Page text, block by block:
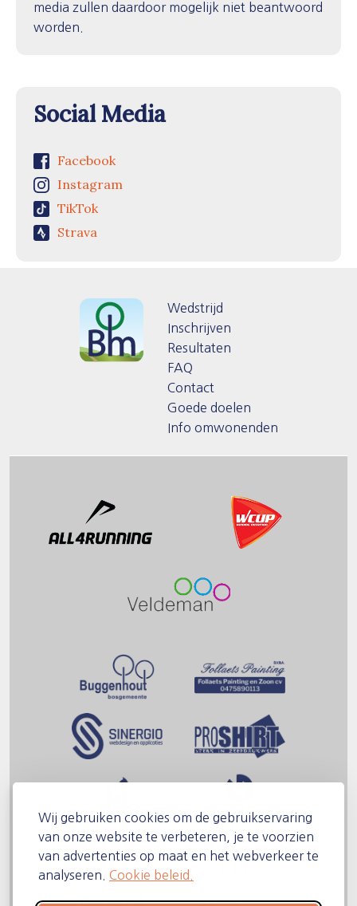
Wij gebruiken cookies om de gebruikservaring
van onze website te verbeteren, je te voorzien
van advertenties op maat en het webverkeer te
analyseren. Cookie beleid.
media zullen daardoor mogelijk niet beantwoord
worden.
Social Media
Facebook
Instagram
TikTok
Strava
Wedstrijd
Inschrijven
Resultaten
FAQ
Contact
Goede doelen
Info omwonenden